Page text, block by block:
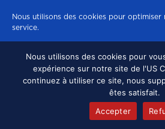
Nous utilisons des cookies pour
service.
Tous les
Refuser
Politique de cookies
Nous utilisons des cookies pour
expérience sur notre site de l'US
continuez à utiliser ce site, nous
êtes satisfait.
Accepter